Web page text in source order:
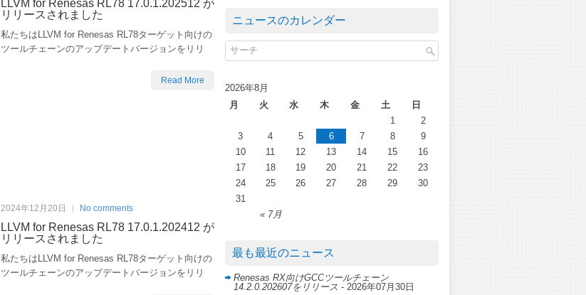
LLVM for Renesas RL78 17.0.1.202512 が
リリースされました
私たちはLLVM for Renesas RL78ターゲット向けの
ツールチェーンのアップデートバージョンをリリ
Read More
2024年12月20日 No comments
LLVM for Renesas RL78 17.0.1.202412 が
リリースされました
私たちはLLVM for Renesas RL78ターゲット向けの
ツールチェーンのアップデートバージョンをリリ
ニュースのカレンダー
2026年8月
月
火 水 木 金 土 日
« 7月
1
2
3
4 5 6 7 8
9
10
11 12 13 14 15
16
17
18 19 20 21 22
23
24
25 26 27 28 29
30
31
最も最近のニュース
Renesas RX向けGCCツールチェーン
14.2.0.202607をリリース - 2026年07月30日